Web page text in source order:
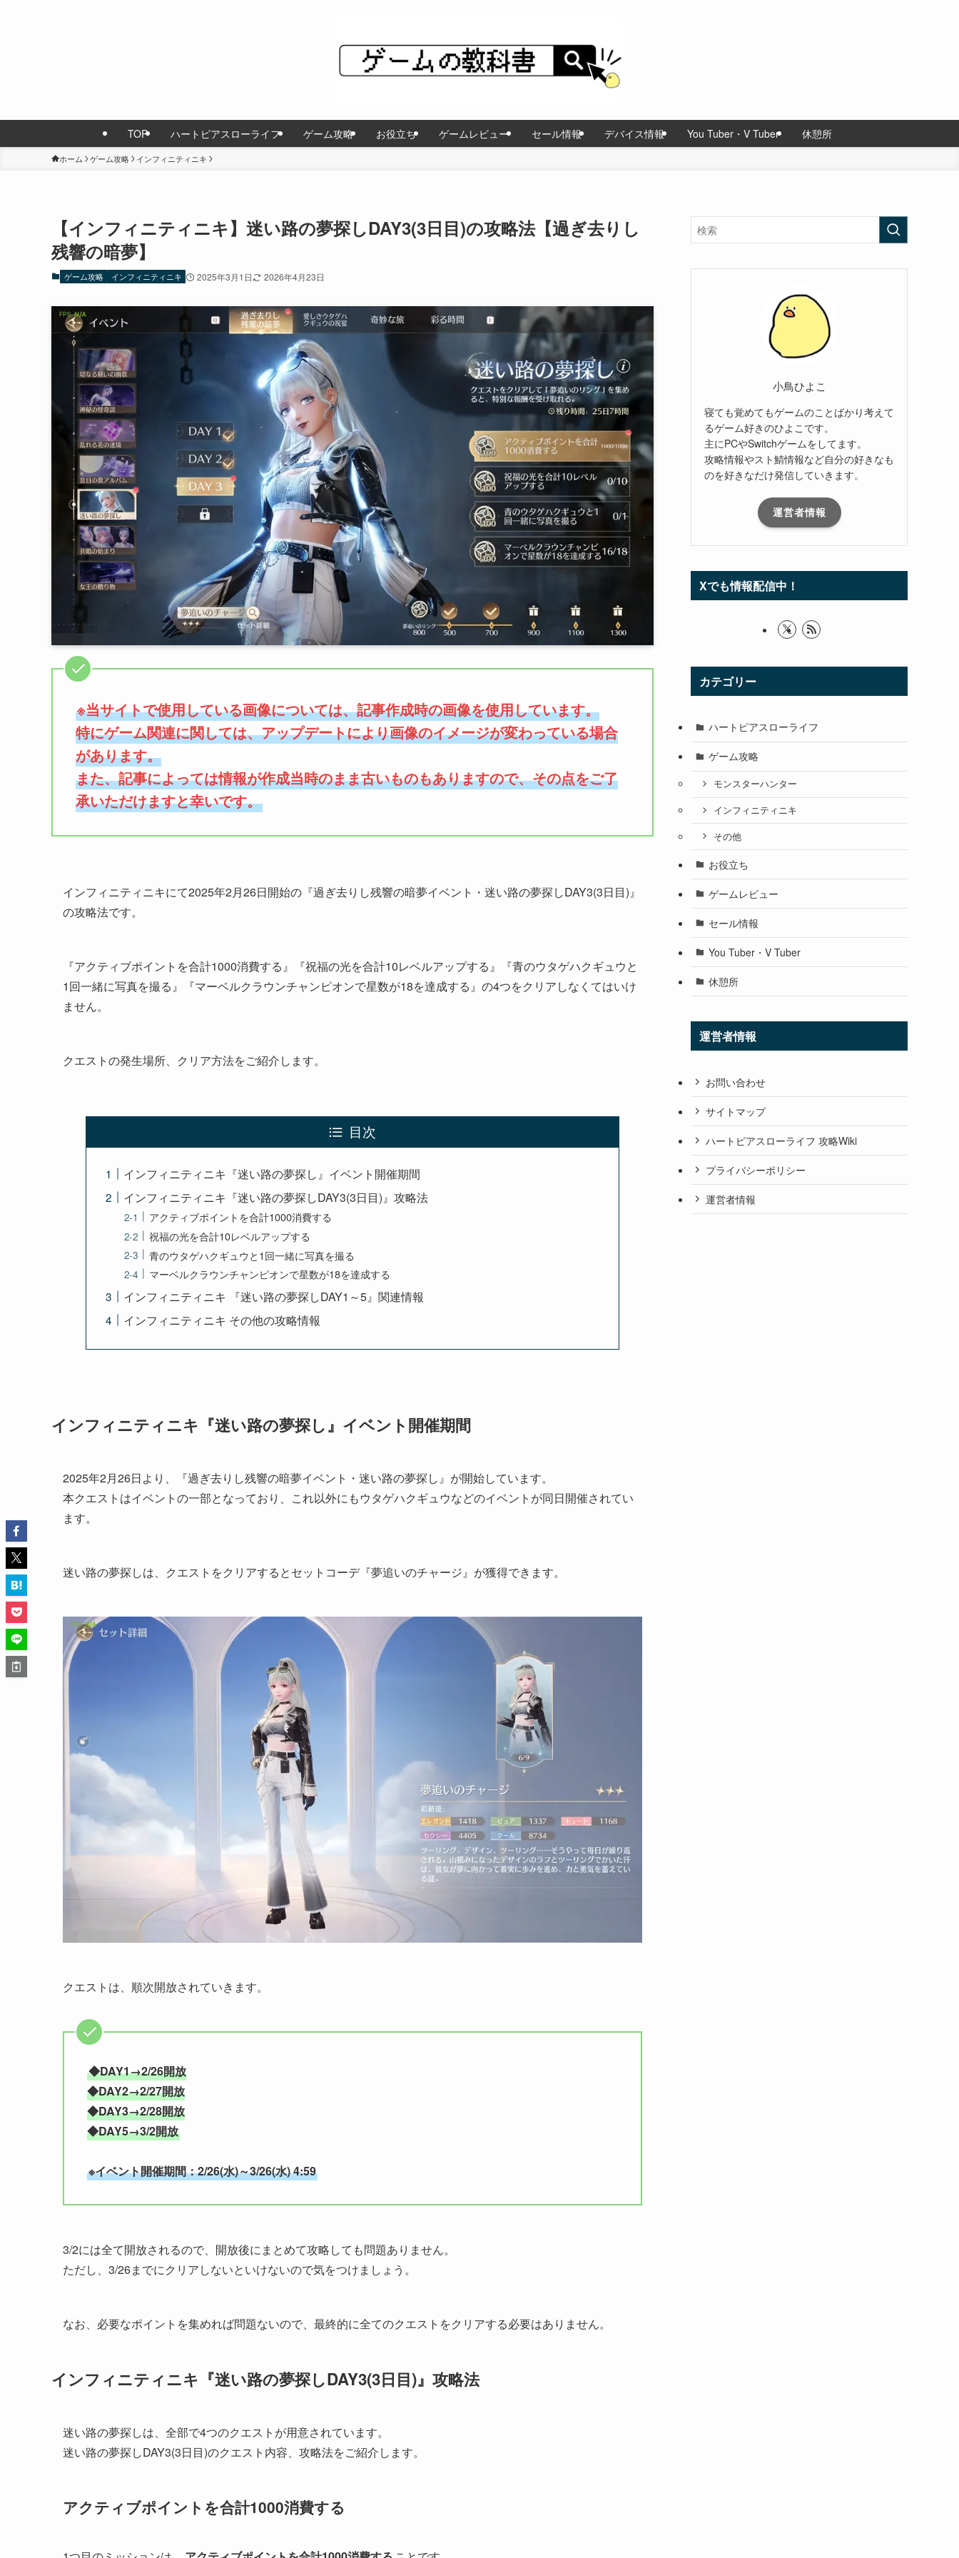
TOP ハートピアスローライフ ゲーム攻略 お役立ち ゲームレビュー セール情報 デバイス情報 You Tuber・V Tuber 休憩所
ホーム ゲーム攻略 インフィニティニキ
【インフィニティニキ】迷い路の夢探しDAY3(3日目)の攻略法【過ぎ去りし
残響の暗夢】
ゲーム攻略 インフィニティニキ 2025年3月1日 2026年4月23日
※当サイトで使用している画像については、記事作成時の画像を使用しています。
特にゲーム関連に関しては、アップデートにより画像のイメージが変わっている場合
があります。
また、記事によっては情報が作成当時のまま古いものもありますので、その点をご了
承いただけますと幸いです。
インフィニティニキにて2025年2月26日開始の『過ぎ去りし残響の暗夢イベント・迷い路の夢探しDAY3(3日目)』
の攻略法です。
『アクティブポイントを合計1000消費する』『祝福の光を合計10レベルアップする』『青のウタゲハクギュウと
1回一緒に写真を撮る』『マーベルクラウンチャンピオンで星数が18を達成する』の4つをクリアしなくてはいけ
ません。
クエストの発生場所、クリア方法をご紹介します。
目次
インフィニティニキ『迷い路の夢探し』イベント開催期間
インフィニティニキ『迷い路の夢探しDAY3(3日目)』攻略法
アクティブポイントを合計1000消費する
祝福の光を合計10レベルアップする
青のウタゲハクギュウと1回一緒に写真を撮る
マーベルクラウンチャンピオンで星数が18を達成する
インフィニティニキ 『迷い路の夢探しDAY1～5』関連情報
インフィニティニキ その他の攻略情報
インフィニティニキ『迷い路の夢探し』イベント開催期間
2025年2月26日より、『過ぎ去りし残響の暗夢イベント・迷い路の夢探し』が開始しています。
本クエストはイベントの一部となっており、これ以外にもウタゲハクギュウなどのイベントが同日開催されてい
ます。
迷い路の夢探しは、クエストをクリアするとセットコーデ『夢追いのチャージ』が獲得できます。
クエストは、順次開放されていきます。
◆DAY1→2/26開放
◆DAY2→2/27開放
◆DAY3→2/28開放
◆DAY5→3/2開放
※イベント開催期間：2/26(水)～3/26(水) 4:59
3/2には全て開放されるので、開放後にまとめて攻略しても問題ありません。
ただし、3/26までにクリアしないといけないので気をつけましょう。
なお、必要なポイントを集めれば問題ないので、最終的に全てのクエストをクリアする必要はありません。
インフィニティニキ『迷い路の夢探しDAY3(3日目)』攻略法
迷い路の夢探しは、全部で4つのクエストが用意されています。
迷い路の夢探しDAY3(3日目)のクエスト内容、攻略法をご紹介します。
アクティブポイントを合計1000消費する
小鳥ひよこ
寝ても覚めてもゲームのことばかり考えて
るゲーム好きのひよこです。
主にPCやSwitchゲームをしてます。
攻略情報やスト鯖情報など自分の好きなも
のを好きなだけ発信していきます。
運営者情報
Xでも情報配信中！
カテゴリー
ハートピアスローライフ
ゲーム攻略
モンスターハンター
インフィニティニキ
その他
お役立ち
ゲームレビュー
セール情報
You Tuber・V Tuber
休憩所
運営者情報
お問い合わせ
サイトマップ
ハートピアスローライフ 攻略Wiki
プライバシーポリシー
運営者情報